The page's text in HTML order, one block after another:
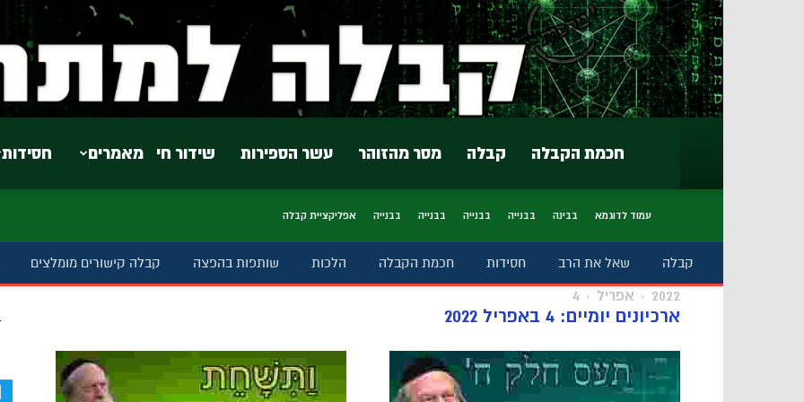
חסידות מאמרים שידור חי עשר הספירות מסר מהזוהר קבלה חכמת הקבלה
עמוד לדוגמא בבינה בבנייה בבנייה בבנייה בבנייה אפליקציית קבלה
קבלה שאל את הרב חסידות חכמת הקבלה הלכות שותפות בהפצה קבלה קישורים מומלצים
2022 אפריל 4
ארכיונים יומיים: 4 באפריל 2022